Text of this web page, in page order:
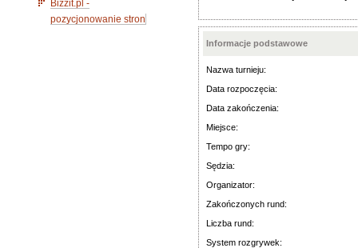
Bizzit.pl -
pozycjonowanie stron
Informacje podstawowe
Nazwa turnieju:
Data rozpoczęcia:
Data zakończenia:
Miejsce:
Tempo gry:
Sędzia:
Organizator:
Zakończonych rund:
Liczba rund:
System rozgrywek: